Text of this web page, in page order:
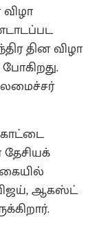
விழா
தின விழா
கோட்டை
ஆகஸ்ட்